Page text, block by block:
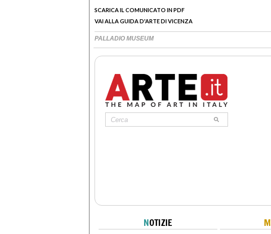
SCARICA IL COMUNICATO IN PDF
VAI ALLA GUIDA D'ARTE DI VICENZA
PALLADIO MUSEUM
NOTIZIE M